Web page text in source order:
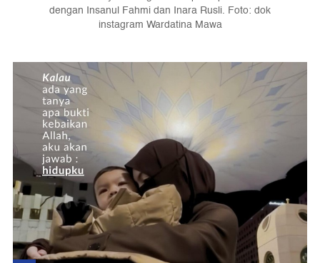
dengan Insanul Fahmi dan Inara Rusli. Foto: dok
instagram Wardatina Mawa